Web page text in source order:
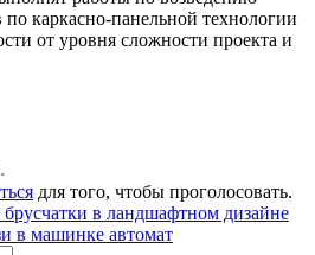
каркасно-панельной технологии
от уровня сложности проекта и
для того, чтобы проголосовать.
в ландшафтном дизайне
в машинке автомат